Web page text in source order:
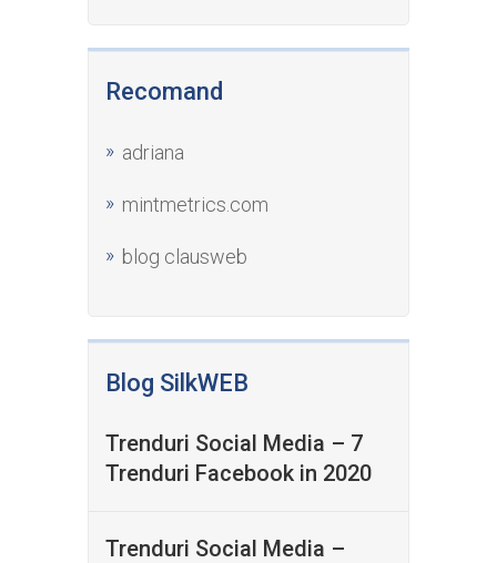
Recomand
adriana
mintmetrics.com
blog clausweb
Blog SilkWEB
Trenduri Social Media – 7
Trenduri Facebook in 2020
Trenduri Social Media –